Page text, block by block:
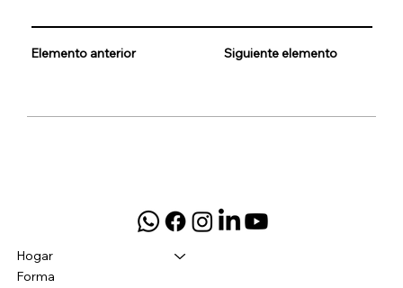
Elemento anterior Siguiente elemento
Hogar
Forma